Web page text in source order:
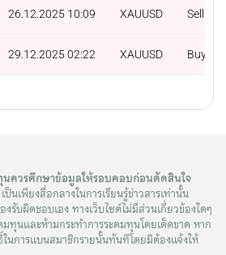
26.12.2025 10:09 XAUUSD Sell
29.12.2025 02:22 XAUUSD Buy
นควรศึกษาข้อมูลให้รอบคอบก่อนตัดสินใจ
นเพียงสื่อกลางในการเรียนรู้ข่าวสารเท่านั้น
รับผิดชอบเอง ทางเว็บไซต์ไม่มีส่วนเกี่ยวข้องใดๆ
ทุนและห้ามกระทำการระดมทุนโดยเด็ดขาด หาก
นการแบนสมาชิกรายนั้นทันทีโดยมิต้องแจ้งให้